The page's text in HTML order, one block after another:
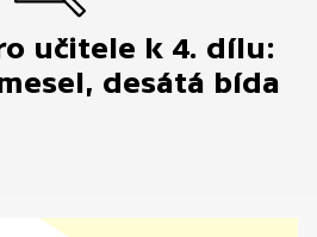
učitele k 4. dílu:
desátá bída